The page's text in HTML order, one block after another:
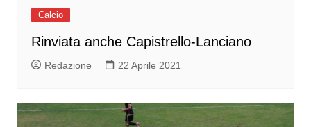
Calcio
Rinviata anche Capistrello-Lanciano
Redazione 22 Aprile 2021